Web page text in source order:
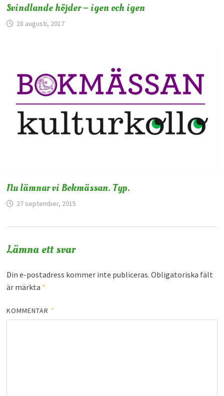
Svindlande höjder – igen och igen
28 augusti, 2017
Nu lämnar vi Bokmässan. Typ.
27 september, 2015
Lämna ett svar
Din e-postadress kommer inte publiceras. Obligatoriska fält
är märkta *
KOMMENTAR *